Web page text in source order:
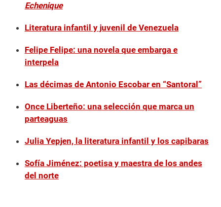
Echenique
Literatura infantil y juvenil de Venezuela
Felipe Felipe: una novela que embarga e
interpela
Las décimas de Antonio Escobar en “Santoral”
Once Liberteño: una selección que marca un
parteaguas
Julia Yepjen, la literatura infantil y los capibaras
Sofía Jiménez: poetisa y maestra de los andes
del norte